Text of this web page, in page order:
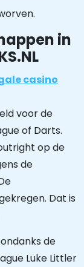
in
casino
voor de
of Darts.
op de
de
Dat is
de
Luke Littler